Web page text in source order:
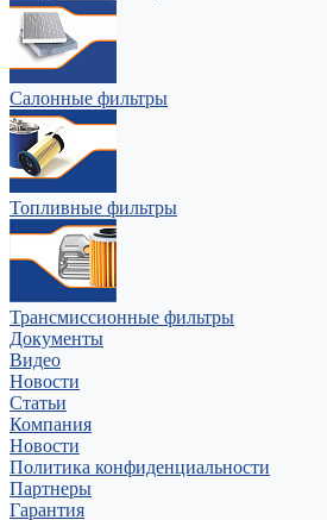
Салонные фильтры
Топливные фильтры
Трансмиссионные фильтры
Документы
Видео
Новости
Статьи
Компания
Новости
Политика конфиденциальности
Партнеры
Гарантия